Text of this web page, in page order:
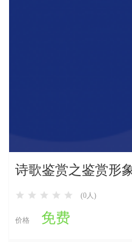
诗歌鉴赏之鉴赏形
(0人)
价格 免费